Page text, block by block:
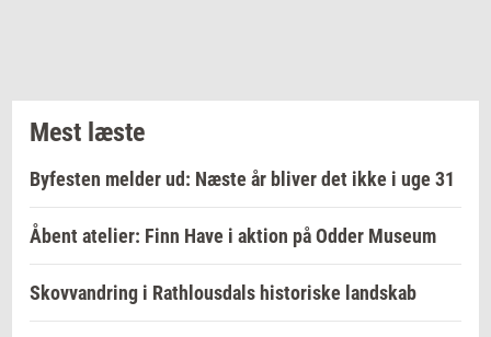
Mest læste
Byfesten melder ud: Næste år bliver det ikke i uge 31
Åbent atelier: Finn Have i aktion på Odder Museum
Skovvandring i Rathlousdals historiske landskab